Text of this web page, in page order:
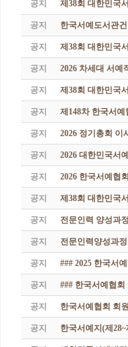
공지 제38회 대한민국
공지 한국서예도서관
공지 제38회 대한민국
공지 2026 차세대 서예
공지 제38회 대한민국
공지 제148차 한국서
공지 2026 정기총회 이
공지 2026 대한민국서
공지 2026 한국서예협
공지 제38회 대한민국
공지 전문인력 양성과
공지 전문인력양성과
공지 ### 2025 한국서
공지 ### 한국서예협회
공지 한국서예협회 회
공지 한국서예지(제28~